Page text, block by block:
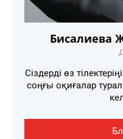
Бисалиева
Сіздерді өз
соңғы оқиғалар